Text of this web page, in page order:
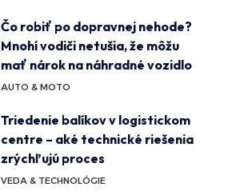
Čo robiť po dopravnej nehode?
Mnohí vodiči netušia, že môžu
mať nárok na náhradné vozidlo
AUTO & MOTO
Triedenie balíkov v logistickom
centre – aké technické riešenia
zrýchľujú proces
VEDA & TECHNOLÓGIE